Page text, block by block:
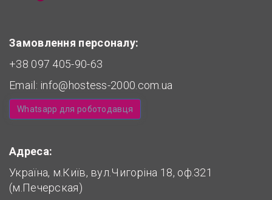
Замовлення персоналу:
+38 097 405-90-63
Email: info@hostess-2000.com.ua
Whatsapp для роботодавця
Адреса:
Україна, м.Київ, вул.Чигоріна 18, оф.321
(м.Печерская)